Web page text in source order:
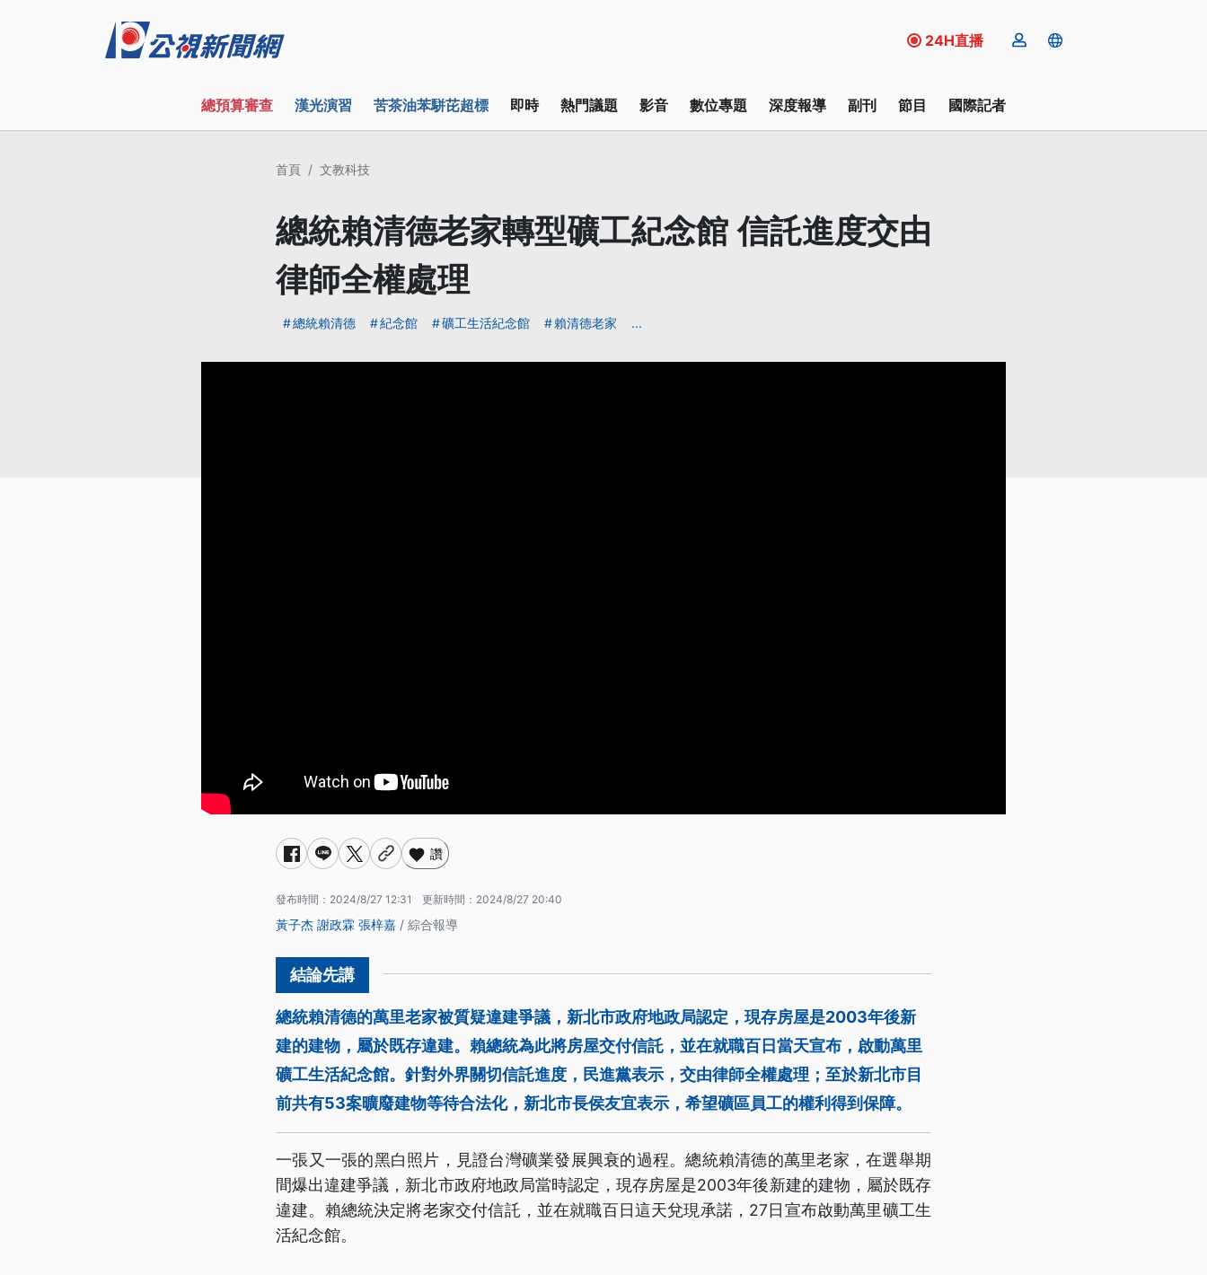
24H直播
總預算審查 漢光演習 苦茶油苯駢芘超標 即時 熱門議題 影音 數位專題 深度報導 副刊 節目 國際記者
首頁 文教科技
總統賴清德老家轉型礦工紀念館 信託進度交由
律師全權處理
總統賴清德 紀念館 礦工生活紀念館 賴清德老家 ...
讚
發布時間： 2024/8/27 12:31 更新時間： 2024/8/27 20:40
黃子杰 謝政霖 張梓嘉 / 綜合報導
總統賴清德的萬里老家被質疑違建爭議，新北市政府地政局認定，現存房屋是2003年後新
建的建物，屬於既存違建。賴總統為此將房屋交付信託，並在就職百日當天宣布，啟動萬里
礦工生活紀念館。針對外界關切信託進度，民進黨表示，交由律師全權處理；至於新北市目
前共有53案曠廢建物等待合法化，新北市長侯友宜表示，希望礦區員工的權利得到保障。
一張又一張的黑白照片，見證台灣礦業發展興衰的過程。總統賴清德的萬里老家，在選舉期
間爆出違建爭議，新北市政府地政局當時認定，現存房屋是2003年後新建的建物，屬於既存
違建。賴總統決定將老家交付信託，並在就職百日這天兌現承諾，27日宣布啟動萬里礦工生
活紀念館。